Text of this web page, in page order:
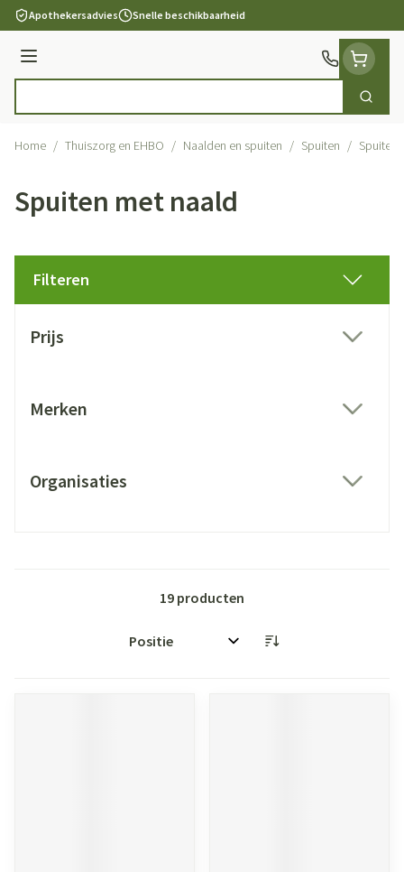
Ga naar de inhoud
Apothekersadvies Snelle beschikbaarheid
Menu
Zoek
Home / Thuiszorg en EHBO / Naalden en spuiten / Spuiten / Spuiten
Spuiten met naald
Filteren
Prijs
Merken
Organisaties
19 producten
Sorteer op: